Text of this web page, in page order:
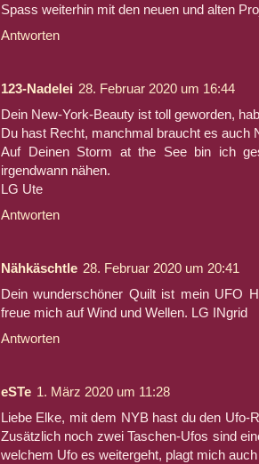
Spass weiterhin mit den neuen und alten
Antworten
123-Nadelei 28. Februar 2020 um 16:44
Dein New-York-Beauty ist toll geworden,
Du hast Recht, manchmal braucht es auch
Auf Deinen Storm at the See bin ich
irgendwann nähen.
LG Ute
Antworten
Nähkäschtle 28. Februar 2020 um 20:41
Dein wunderschöner Quilt ist mein UFO
freue mich auf Wind und Wellen. LG INgrid
Antworten
eSTe 1. März 2020 um 11:28
Liebe Elke, mit dem NYB hast du den Ufo-
Zusätzlich noch zwei Taschen-Ufos sind
welchem Ufo es weitergeht, plagt mich